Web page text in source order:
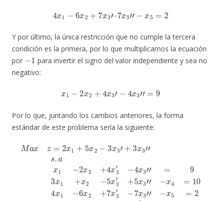
4 −6x 2 7x3′ –7x3″ x5=2
Y por último, la única restricción que no cumple la tercera
condición es la primera, por lo que multiplicamos la ecuación
por
−1
para invertir el signo del valor independiente y sea no
negativo:
−2x 2 4x3′ 4x3″= 9
Por lo que, juntando los cambios anteriores, la forma
estándar de este problema sería la siguiente:
Ma z= x1+ x 2−3 ′+3 x 3 s.a x1
4x3″ 93 1+x − 5x3 5x3 ″− x 4=104
− 3″− 5 =2 x2,x 3 , x3″ x4